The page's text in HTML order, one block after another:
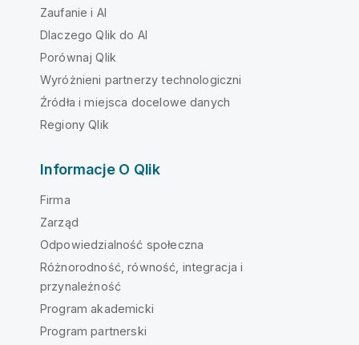
Zaufanie i AI
Dlaczego Qlik do AI
Porównaj Qlik
Wyróżnieni partnerzy technologiczni
Źródła i miejsca docelowe danych
Regiony Qlik
Informacje O Qlik
Firma
Zarząd
Odpowiedzialność społeczna
Różnorodność, równość, integracja i
przynależność
Program akademicki
Program partnerski